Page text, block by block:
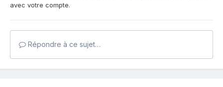
avec votre compte.
Répondre à ce sujet…